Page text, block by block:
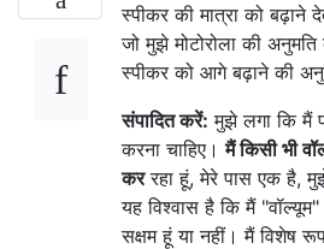
स्पीकर की मात्रा को बढ़ाने
जो मुझे मोटोरोला की
स्पीकर को आगे बढ़ाने की
संपादित करें: मुझे लगा कि मैं
करना चाहिए।मैं किसी भी
कररहा हूं, मेरे पास एक है,
यह विश्वास है कि मैं
सक्षम हूं या नहीं। मैं विशेष